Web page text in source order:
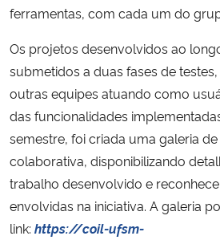
ferramentas, com cada um do
Os projetos desenvolvidos ao
submetidos a duas fases de
outras equipes atuando como
das funcionalidades
semestre, foi criada uma galeria
colaborativa, disponibilizando
trabalho desenvolvido e
envolvidas na iniciativa. A galeria
link: https://coil-ufsm-